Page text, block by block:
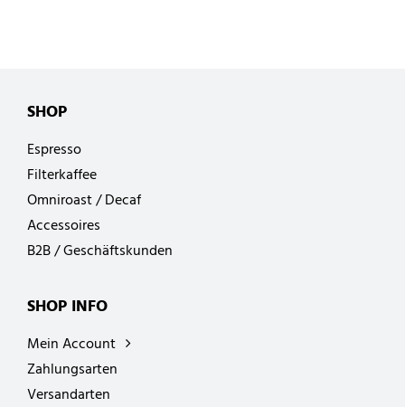
SHOP
Espresso
Filterkaffee
Omniroast / Decaf
Accessoires
B2B / Geschäftskunden
SHOP INFO
Mein Account
Zahlungsarten
Versandarten